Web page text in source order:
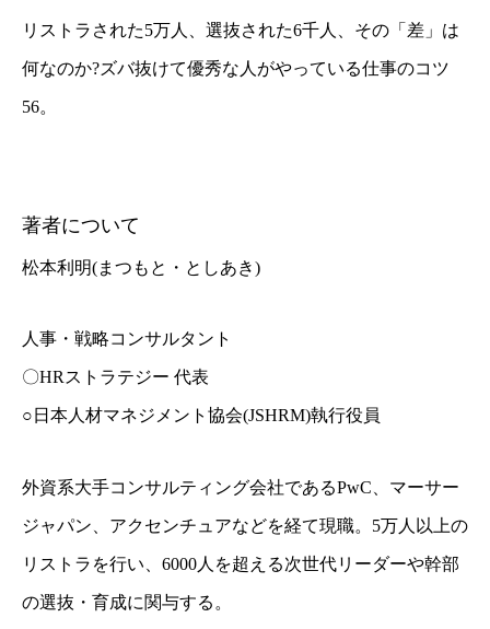
リストラされた5万人、選抜された6千人、その「差」は
何なのか?ズバ抜けて優秀な人がやっている仕事のコツ
56。
著者について
松本利明(まつもと・としあき)
人事・戦略コンサルタント
〇HRストラテジー 代表
○日本人材マネジメント協会(JSHRM)執行役員
外資系大手コンサルティング会社であるPwC、マーサー
ジャパン、 アクセンチュアなどを経て現職。5万人以上の
リストラを行い、 6000人を超える次世代リーダーや幹部
の選抜・育成に関与する。